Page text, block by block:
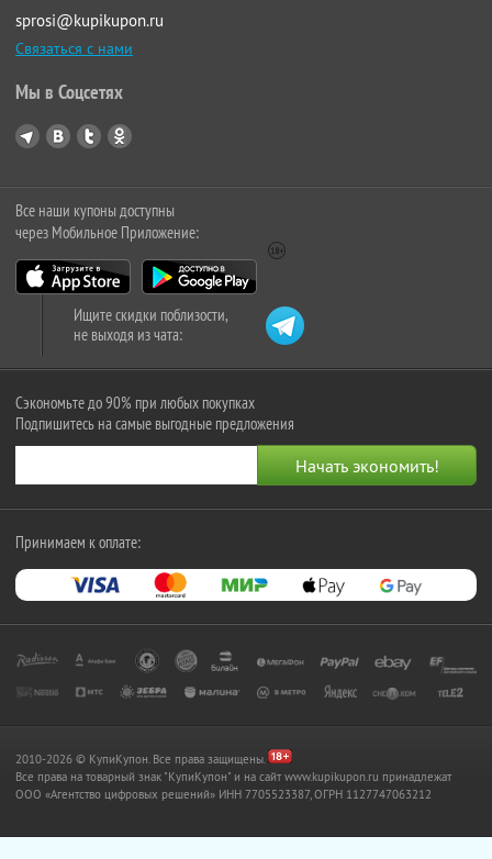
sprosi@kupikupon.ru
Связаться с нами
Мы в Соцсетях
Все наши купоны доступны
через Мобильное Приложение:
Ищите скидки поблизости,
не выходя из чата:
Сэкономьте до 90% при любых покупках
Подпишитесь на самые выгодные предложения
Принимаем к оплате:
2010-2026 © КупиКупон. Все права защищены.
Все права на товарный знак "КупиКупон" и на сайт www.kupikupon.ru принадлежат
OOO «Агентство цифровых решений» ИНН 7705523387, ОГРН 1127747063212